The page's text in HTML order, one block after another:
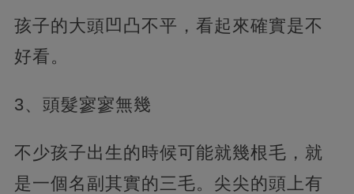
孩子的大頭凹凸不平，看起來確實是不
好看。
3、頭髮寥寥無幾
不少孩子出生的時候可能就幾根毛，就
是一個名副其實的三毛。尖尖的頭上有